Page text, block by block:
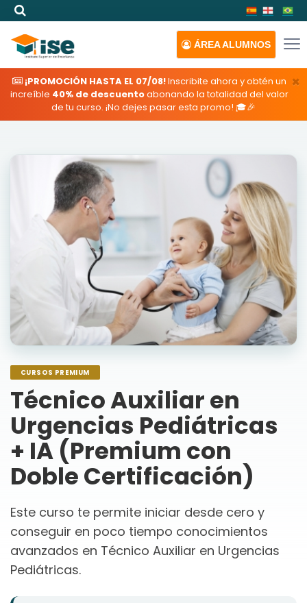
ÁREAALUMNOS
×
¡PROMOCIÓN HASTA EL 07/08!Inscribite ahora y obtén un
increíble 40% de descuentoabonando la totalidad del valor
de tu curso. ¡No dejes pasar esta promo! 🎓🎉
CURSOS PREMIUM
Técnico Auxiliar en
Urgencias Pediátricas
+ IA (Premium con
Doble Certificación)
Este curso te permite iniciar desde cero y
conseguir en poco tiempo conocimientos
avanzados en Técnico Auxiliar en Urgencias
Pediátricas.